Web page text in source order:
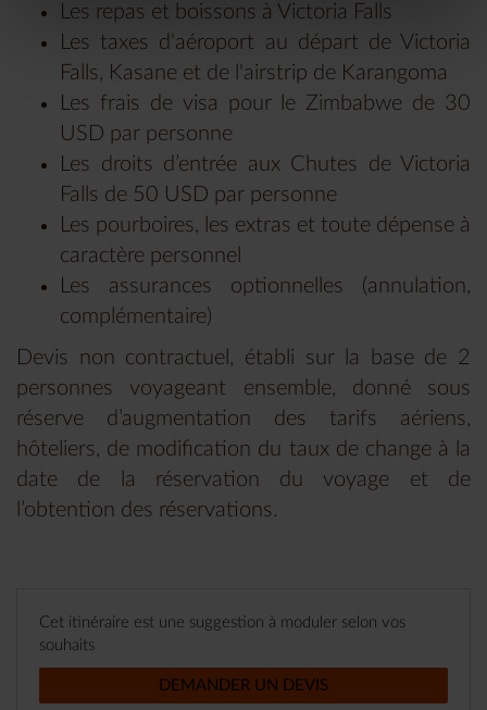
Les repas et boissons à Victoria Falls
Les taxes d'aéroport au départ de Victoria
Falls, Kasane et de l'airstrip de Karangoma
Les frais de visa pour le Zimbabwe de 30
USD par personne
Les droits d’entrée aux Chutes de Victoria
Falls de 50 USD par personne
Les pourboires, les extras et toute dépense à
caractère personnel
Les assurances optionnelles (annulation,
complémentaire)
Devis non contractuel, établi sur la base de 2
personnes voyageant ensemble, donné sous
réserve d’augmentation des tarifs aériens,
hôteliers, de modification du taux de change à la
date de la réservation du voyage et de
l’obtention des réservations.
Cet itinéraire est une suggestion à moduler selon vos
souhaits
DEMANDER UN DEVIS